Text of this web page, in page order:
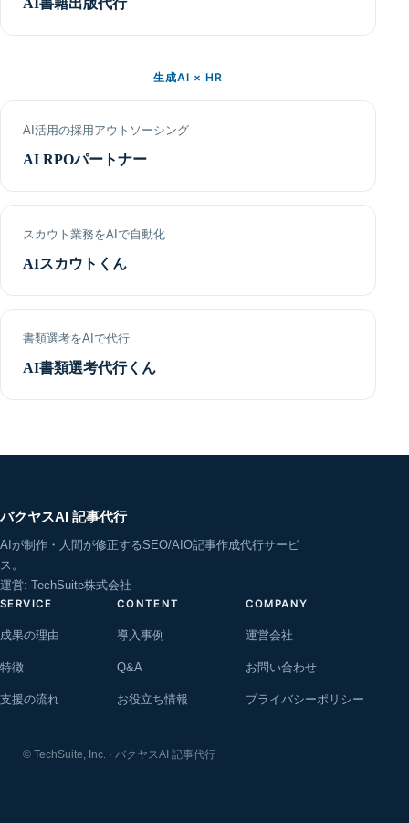
AI書籍出版代行
生成AI × HR
AI活用の採用アウトソーシング
AI RPOパートナー
スカウト業務をAIで自動化
AIスカウトくん
書類選考をAIで代行
AI書類選考代行くん
バクヤスAI 記事代行
AIが制作・人間が修正するSEO/AIO記事作成代行サービ
ス。
運営: TechSuite株式会社
SERVICE
成果の理由
特徴
支援の流れ
CONTENT
導入事例
Q&A
お役立ち情報
COMPANY
運営会社
お問い合わせ
プライバシーポリシー
© TechSuite, Inc. · バクヤスAI 記事代行